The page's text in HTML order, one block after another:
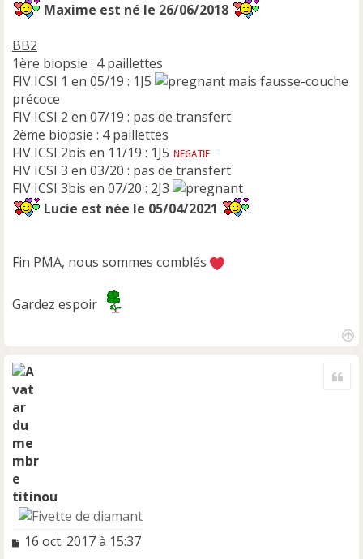
Maxime est né le 26/06/2018
BB2
1ère biopsie : 4 paillettes
FIV ICSI 1 en 05/19 : 1J5
mais fausse-couche
précoce
FIV ICSI 2 en 07/19 : pas de transfert
2ème biopsie : 4 paillettes
FIV ICSI 2bis en 11/19 : 1J5
FIV ICSI 3 en 03/20 : pas de transfert
FIV ICSI 3bis en 07/20 : 2J3
Lucie est née le 05/04/2021
Fin PMA, nous sommes comblés
Gardez espoir
titinou
M
16 oct. 2017 à 15:37